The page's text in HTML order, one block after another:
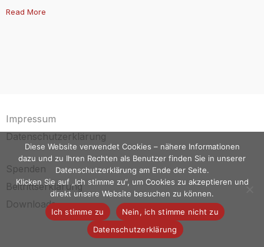
Read More
Impressum
Datenschutzerklärung
Spenden
Beitrittserklärung
Downloads
Diese Website verwendet Cookies – nähere Informationen
dazu und zu Ihren Rechten als Benutzer finden Sie in unserer
Datenschutzerklärung am Ende der Seite.
Klicken Sie auf „Ich stimme zu“, um Cookies zu akzeptieren und
direkt unsere Website besuchen zu können.
Ich stimme zu
Nein, ich stimme nicht zu
Datenschutzerklärung